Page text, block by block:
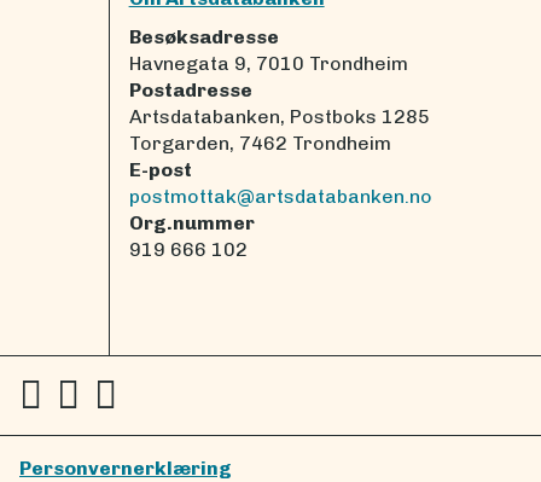
Besøksadresse
Havnegata 9, 7010 Trondheim
Postadresse
Artsdatabanken, Postboks 1285
Torgarden, 7462 Trondheim
E-post
postmottak@artsdatabanken.no
Org.nummer
919 666 102
Personvernerklæring